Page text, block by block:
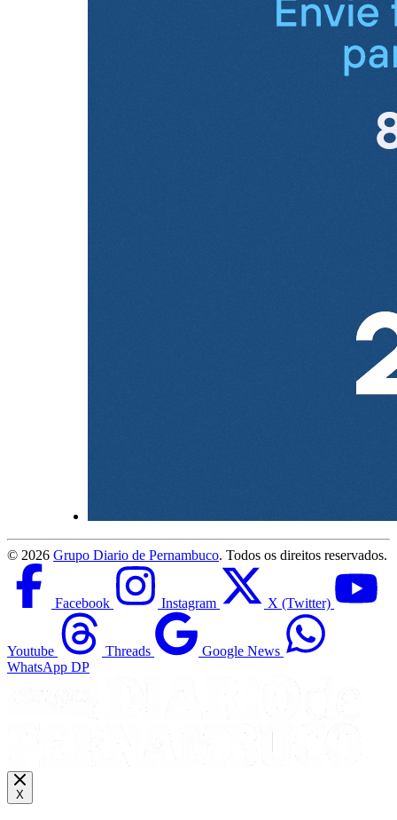
© 2026 Grupo Diario de Pernambuco. Todos os direitos reservados.
Facebook Instagram X (Twitter)
Youtube Threads
Google News
WhatsApp DP
X